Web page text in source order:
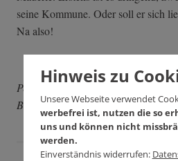
seine Kommune. Oder soll er sich
Na also!
Peter Grohmann ist Kabarettist und
Bürgerprojekts Die AnStifter.
Hinweis zu
Unsere Webseite verwendet
werbefrei ist, nutzen die so
uns und können nicht
werden.
Einverständnis widerrufen: